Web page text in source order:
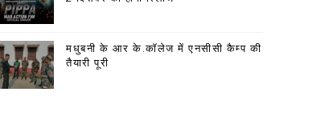
मधुबनी के आर के.कॉलेज में एनसीसी कैम्प की
तैयारी पूरी